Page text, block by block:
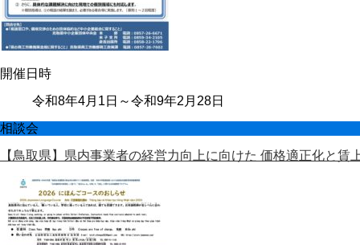
開催日時
令和8年4月1日～令和9年2月28日
相談会
【鳥取県】県内事業者の経営⼒向上に向けた 価格適正化と賃